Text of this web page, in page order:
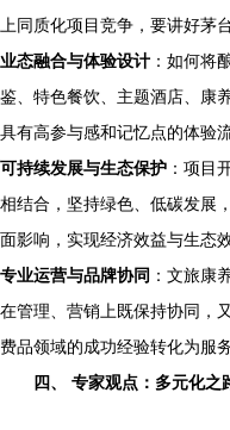
上同质化项目竞争，要讲好茅
业态融合与体验设计 ：如何将
鉴、特色餐饮、主题酒店、康
具有高参与感和记忆点的体验
可持续发展与生态保护 ：项目
相结合，坚持绿色、低碳发展
面影响，实现经济效益与生态
专业运营与品牌协同 ：文旅康
在管理、营销上既保持协同，
费品领域的成功经验转化为服
四、 专家观点：多元化之